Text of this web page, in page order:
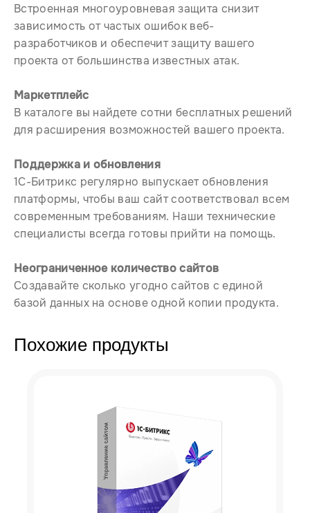
Встроенная многоуровневая защита снизит
зависимость от частых ошибок веб-
разработчиков и обеспечит защиту вашего
проекта от большинства известных атак.
Маркетплейс
В каталоге вы найдете сотни бесплатных решений
для расширения возможностей вашего проекта.
Поддержка и обновления
1С-Битрикс регулярно выпускает обновления
платформы, чтобы ваш сайт соответствовал всем
современным требованиям. Наши технические
специалисты всегда готовы прийти на помощь.
Неограниченное количество сайтов
Создавайте сколько угодно сайтов с единой
базой данных на основе одной копии продукта.
Похожие продукты